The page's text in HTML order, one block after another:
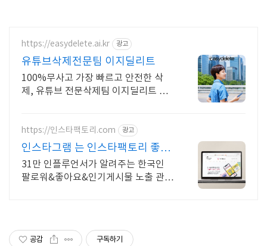
https://easydelete.ai.kr 광고
유튜브삭제전문팀 이지딜리트
100%무사고 가장 빠르고 안전한 삭
제, 유튜브 전문삭제팀 이지딜리트 입
https://인스타팩토리.com 광고
인스타그램 는 인스타팩토리 좋아
요&팔로워 증가 원한다면
31만 인플루언서가 알려주는 한국인
팔로워&좋아요&인기게시물 노출 관리
공감 구독하기